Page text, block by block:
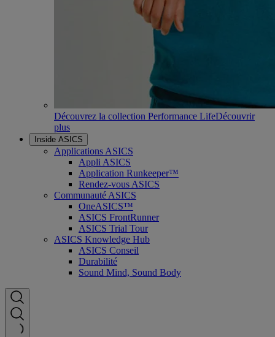
Découvrez la collection Performance LifeDécouvrir
plus
Inside ASICS
Applications ASICS
Appli ASICS
Application Runkeeper™
Rendez-vous ASICS
Communauté ASICS
OneASICS™
ASICS FrontRunner
ASICS Trial Tour
ASICS Knowledge Hub
ASICS Conseil
Durabilité
Sound Mind, Sound Body